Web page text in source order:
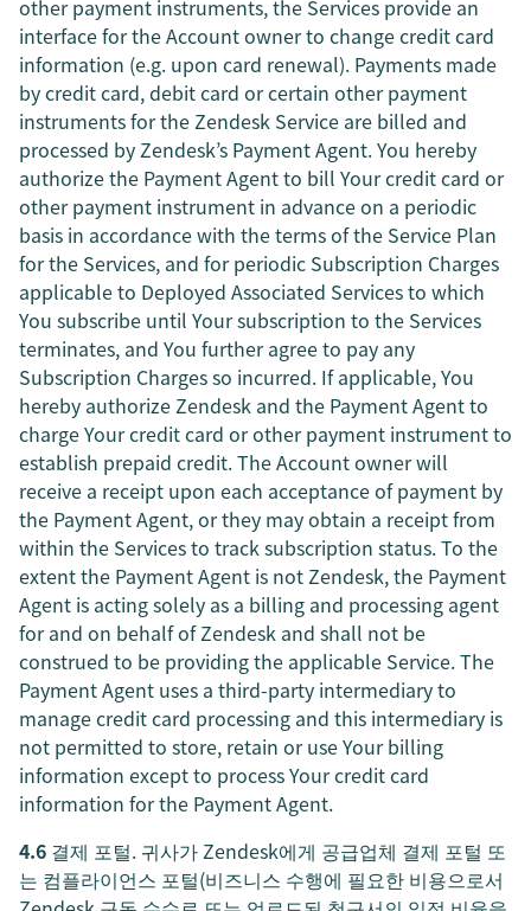
other payment instruments, the Services provide an
interface for the Account owner to change credit card
information (e.g. upon card renewal). Payments made
by credit card, debit card or certain other payment
instruments for the Zendesk Service are billed and
processed by Zendesk’s Payment Agent. You hereby
authorize the Payment Agent to bill Your credit card or
other payment instrument in advance on a periodic
basis in accordance with the terms of the Service Plan
for the Services, and for periodic Subscription Charges
applicable to Deployed Associated Services to which
You subscribe until Your subscription to the Services
terminates, and You further agree to pay any
Subscription Charges so incurred. If applicable, You
hereby authorize Zendesk and the Payment Agent to
charge Your credit card or other payment instrument to
establish prepaid credit. The Account owner will
receive a receipt upon each acceptance of payment by
the Payment Agent, or they may obtain a receipt from
within the Services to track subscription status. To the
extent the Payment Agent is not Zendesk, the Payment
Agent is acting solely as a billing and processing agent
for and on behalf of Zendesk and shall not be
construed to be providing the applicable Service. The
Payment Agent uses a third-party intermediary to
manage credit card processing and this intermediary is
not permitted to store, retain or use Your billing
information except to process Your credit card
information for the Payment Agent.
4.6 결제 포털. 귀사가 Zendesk에게 공급업체 결제 포털 또
는 컴플라이언스 포털(비즈니스 수행에 필요한 비용으로서